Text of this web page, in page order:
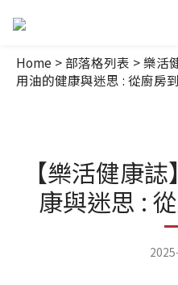
Home >部落格列表 >樂活
用油的健康與迷思 : 從廚房
【樂活健康
康與迷思 :